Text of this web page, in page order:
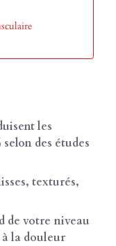
les
des études
texturés,
de votre niveau
à la douleur